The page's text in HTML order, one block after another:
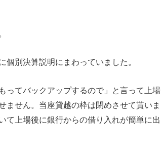
別決算説明にまわっていました。
ってバックアップするので」と言って上場
ません。当座貸越の枠は閉めさせて貰いま
て上場後に銀行からの借り入れが簡単に出